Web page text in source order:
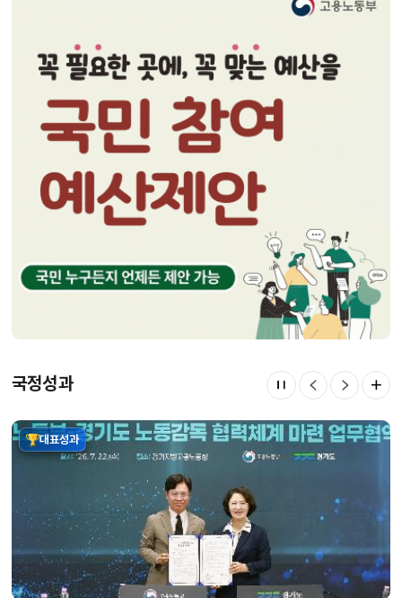
및
전체
콘텐츠
갯수
(오른쪽)
국정성과
지방감독
협업체계
노동부-
경기도
업무협약
체결
국정성과
상세화면
대표성과
이전
다음
자동
정지
국정